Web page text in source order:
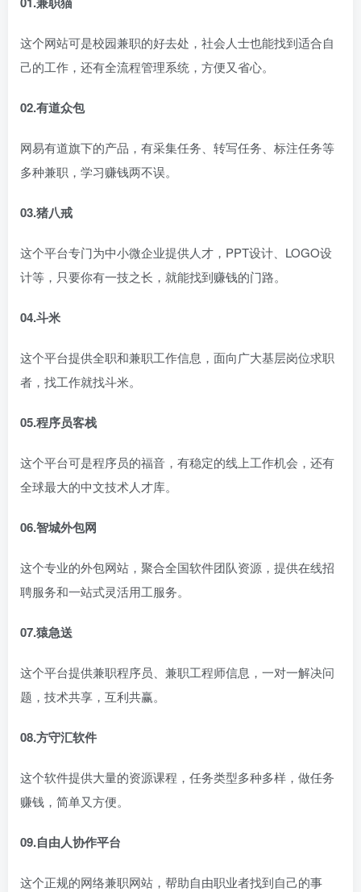
这个网站可是校园兼职的好去处，社会人士也能找到适合自
己的工作，还有全流程管理系统，方便又省心。
02.有道众包
网易有道旗下的产品，有采集任务、转写任务、标注任务等
多种兼职，学习赚钱两不误。
03.猪八戒
这个平台专门为中小微企业提供人才，PPT设计、LOGO设
计等，只要你有一技之长，就能找到赚钱的门路。
04.斗米
这个平台提供全职和兼职工作信息，面向广大基层岗位求职
者，找工作就找斗米。
05.程序员客栈
这个平台可是程序员的福音，有稳定的线上工作机会，还有
全球最大的中文技术人才库。
06.智城外包网
这个专业的外包网站，聚合全国软件团队资源，提供在线招
聘服务和一站式灵活用工服务。
07.猿急送
这个平台提供兼职程序员、兼职工程师信息，一对一解决问
题，技术共享，互利共赢。
08.方守汇软件
这个软件提供大量的资源课程，任务类型多种多样，做任务
赚钱，简单又方便。
09.自由人协作平台
这个正规的网络兼职网站，帮助自由职业者找到自己的事